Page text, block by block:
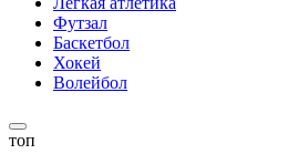
Футзал
Баскетбол
Хокей
Волейбол
топ